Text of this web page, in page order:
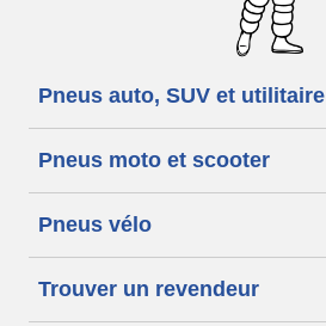
Pneus auto, SUV et utilitaire
Pneus moto et scooter
Pneus vélo
Trouver un revendeur